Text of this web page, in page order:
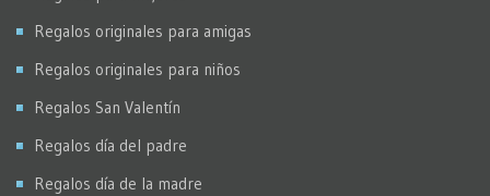
Regalos originales para amigas
Regalos originales para niños
Regalos San Valentín
Regalos día del padre
Regalos día de la madre